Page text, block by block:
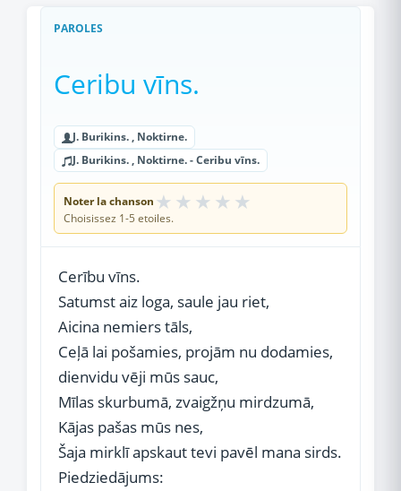
PAROLES
Ceribu vīns.
J. Burikins. , Noktirne.
J. Burikins. , Noktirne. - Ceribu vīns.
Noter la chanson ★ ★ ★ ★ ★
Choisissez 1-5 etoiles.
Cerību vīns.
Satumst aiz loga, saule jau riet,
Aicina nemiers tāls,
Ceļā lai pošamies, projām nu dodamies,
dienvidu vēji mūs sauc,
Mīlas skurbumā, zvaigžņu mirdzumā,
Kājas pašas mūs nes,
Šaja mirklī apskaut tevi pavēl mana sirds.
Piedziedājums: